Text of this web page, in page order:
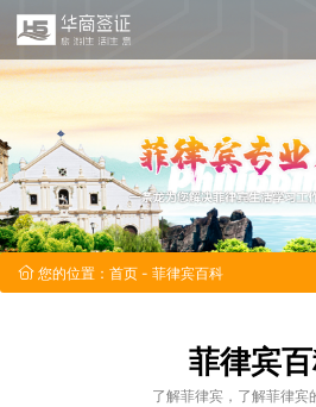
您的位置： 首页 - 菲律宾百科
菲律宾
了解菲律宾，了解菲律宾